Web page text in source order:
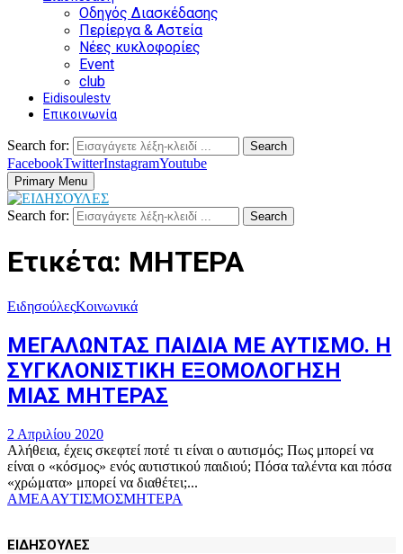
Οδηγός Διασκέδασης
Περίεργα & Αστεία
Νέες κυκλοφορίες
Event
club
Eidisoulestv
Επικοινωνία
Search for: Search
FacebookTwitterInstagramYoutube
Primary Menu
Search for: Search
Ετικέτα: ΜΗΤΕΡΑ
ΕιδησούλεςΚοινωνικά
ΜΕΓΑΛΩΝΤΑΣ ΠΑΙΔΙΑ ΜΕ ΑΥΤΙΣΜΟ. Η
ΣΥΓΚΛΟΝΙΣΤΙΚΗ ΕΞΟΜΟΛΟΓΗΣΗ
ΜΙΑΣ ΜΗΤΕΡΑΣ
2 Απριλίου 2020
Αλήθεια, έχεις σκεφτεί ποτέ τι είναι ο αυτισμός; Πως μπορεί να
είναι ο «κόσμος» ενός αυτιστικού παιδιού; Πόσα ταλέντα και πόσα
«χρώματα» μπορεί να διαθέτει;...
ΑΜΕΑΑΥΤΙΣΜΟΣΜΗΤΕΡΑ
ΕΙΔΗΣΟΥΛΕΣ